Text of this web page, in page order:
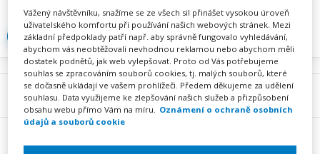
Proč se registrovat Hlídací sojka
Registrace
Přihlásit
Menu
Vážený návštěvníku, snažíme se ze všech sil přinášet vysokou úroveň
uživatelského komfortu při používání našich webových stránek. Mezi
základní předpoklady patří např. aby správně fungovalo vyhledávání,
abychom vás neobtěžovali nevhodnou reklamou nebo abychom měli
dostatek podnětů, jak web vylepšovat. Proto od Vás potřebujeme
souhlas se zpracováním souborů cookies, tj. malých souborů, které
se dočasně ukládají ve vašem prohlížeči. Předem děkujeme za udělení
souhlasu. Data využijeme ke zlepšování našich služeb a přizpůsobení
obsahu webu přímo Vám na míru. Oznámení o ochraně osobních
údajů a souborů cookie